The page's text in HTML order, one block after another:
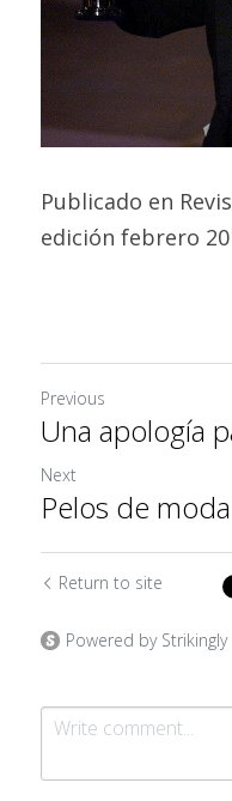
Publicado en
edición febrero
Previous
Una apología
Next
Pelos de moda
Return to site
Powered by Strikingly